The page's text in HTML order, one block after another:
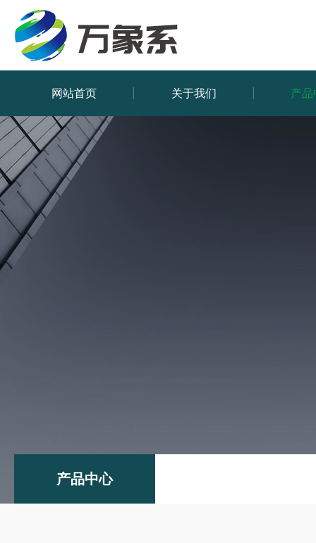
网站首页 关于我们 产品
产品中心